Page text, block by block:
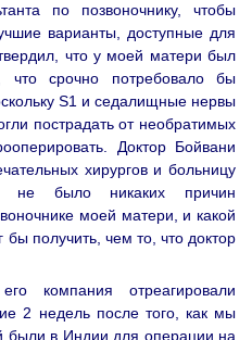
по позвоночнику, чтобы
варианты, доступные для
что у моей матери был
что срочно потребовало бы
S1 и седалищные нервы
пострадать от необратимых
Доктор Бойвани
хирургов и больницу
не было никаких причин
моей матери, и какой
получить, чем то, что доктор
компания отреагировали
2 недель после того, как мы
были в Индии для операции на